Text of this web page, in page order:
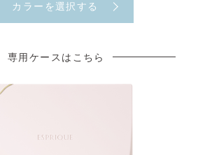
カラーを選択する
専用ケースはこちら